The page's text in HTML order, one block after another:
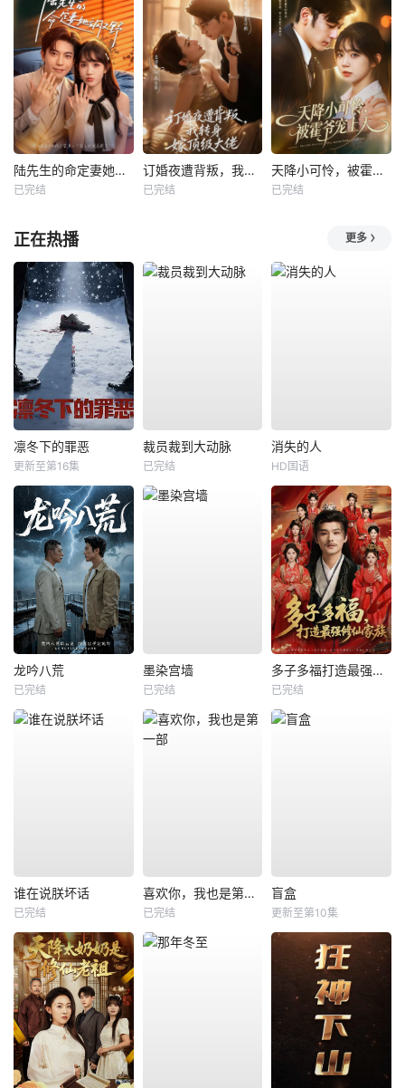
陆先生的命定妻她飒又野
已完结
订婚夜遭背叛，我转身嫁顶级大佬
已完结
天降小可怜，被霍爷宠上天
已完结
正在热播 更多
凛冬下的罪恶
更新至第16集
裁员裁到大动脉
已完结
消失的人
HD国语
龙吟八荒
已完结
墨染宫墙
已完结
多子多福打造最强修仙家族
已完结
谁在说朕坏话
已完结
喜欢你，我也是第一部
已完结
盲盒
更新至第10集